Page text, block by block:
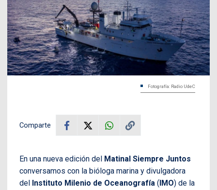
Fotografía: Radio UdeC
Comparte
En una nueva edición del Matinal Siempre Juntos
conversamos con la bióloga marina y divulgadora
del
Instituto Milenio de Oceanografía ( IMO) de la